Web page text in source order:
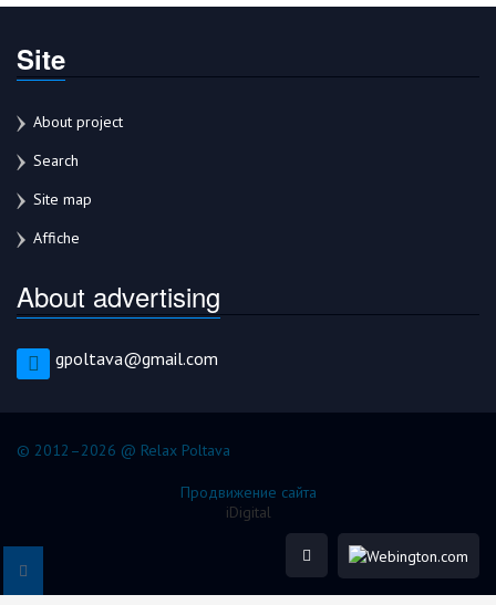
Site
About project
Search
Site map
Affiche
About advertising
gpoltava@gmail.com
© 2012–2026 @ Relax Poltava
Продвижение сайта
iDigital